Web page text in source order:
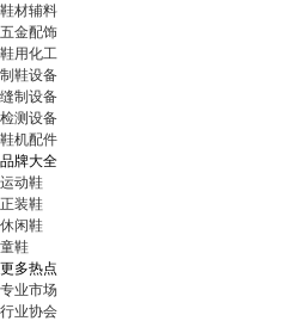
鞋材辅料
五金配饰
鞋用化工
制鞋设备
缝制设备
检测设备
鞋机配件
品牌大全
运动鞋
正装鞋
休闲鞋
童鞋
更多热点
专业市场
行业协会